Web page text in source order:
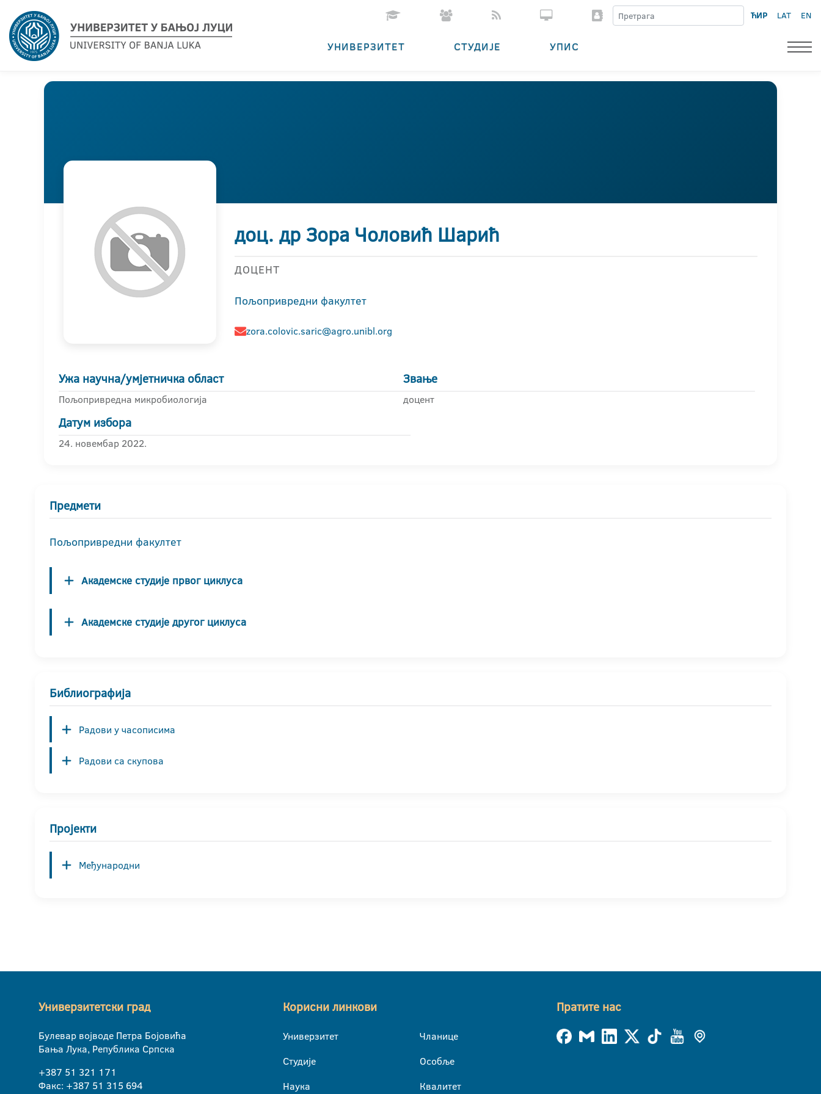
ЋИР LAT EN
УНИВЕРЗИТЕТ СТУДИЈЕ УПИС
доц. др Зора Чоловић Шарић
ДОЦЕНТ
Пољопривредни факултет
zora.colovic.saric@agro.unibl.org
Ужа научна/умјетничка област
Пољопривредна микробиологија
Звање
доцент
Датум избора
24. новембар 2022.
Предмети
Пољопривредни факултет
Академске студије првог циклуса
Академске студије другог циклуса
Библиографија
Радови у часописима
Радови са скупова
Пројекти
Међународни
Универзитетски град
Булевар војводе Петра Бојовића
Бања Лука, Република Српска
+387 51 321 171
Факс: +387 51 315 694
Корисни линкови
Универзитет
Студије
Наука
Чланице
Особље
Квалитет
Пратите нас